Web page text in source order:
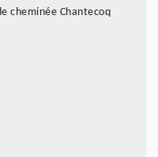
cheminée Chantecoq